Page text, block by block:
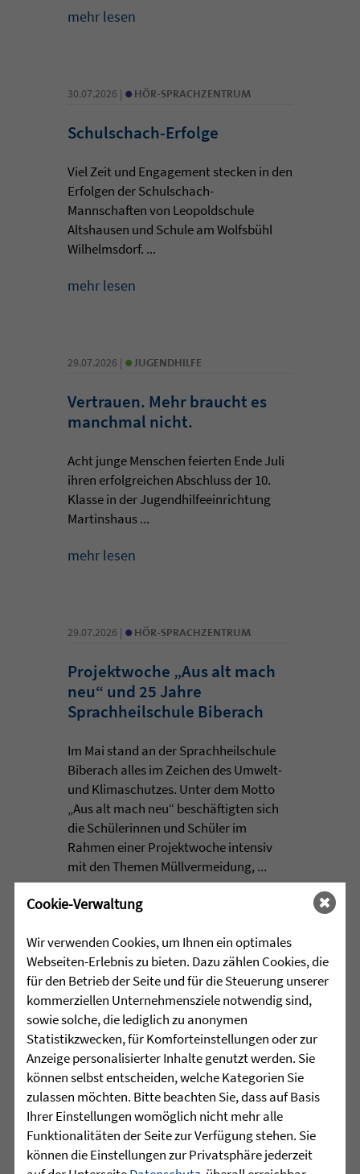
mehr lesen
30.07.2026 | • HÖR-SPRACHZENTRUM
Schulschach-Erfolge
Viel Zeit und Engagement stecken in den
Erfolgen der Schulschach-
Mannschaften von Leopoldschule
Altshausen und Schule am Wolfsbühl
Wilhelmsdorf. ...
mehr lesen
29.07.2026 | • JUGENDHILFE
Vertrauen. Mehr braucht es
manchmal nicht.
Acht junge Menschen feierten Ende Juli
ihren erfolgreichen Abschluss der 10.
Klasse in der Jugendhilfeeinrichtung
Martinshaus ...
mehr lesen
29.07.2026 | • HÖR-SPRACHZENTRUM
Projektwoche „Aus alt mach
neu“ und 25 Jahre
Sprachheilschule Biberach
Im Mai stand an der Sprachheilschule
Biberach alles im Zeichen des Umwelt-
und Klimaschutzes. Unter dem Motto
„Aus alt mach neu“ beschäftigten sich
die Schülerinnen und Schüler im
Rahmen einer Projektwoche intensiv
mit den Themen Müllvermeidung, ...
mehr lesen
29.07.2026 |• HÖR-SPRACHZENTRUM
Mutmurmeln und
Rechenmäuse - auf geht´s in
die Schulzeit
Am Mittwoch, 27.07.26 verabschiedete
das Team des Schulkindergartens der
Leopoldschule in Altshausen die
Vorschüler mit einer bunten und
Cookie-Verwaltung
Wir verwenden Cookies, um Ihnen ein optimales
Webseiten-Erlebnis zu bieten. Dazu zählen Cookies, die
für den Betrieb der Seite und für die Steuerung unserer
kommerziellen Unternehmensziele notwendig sind,
sowie solche, die lediglich zu anonymen
Statistikzwecken, für Komforteinstellungen oder zur
Anzeige personalisierter Inhalte genutzt werden. Sie
können selbst entscheiden, welche Kategorien Sie
zulassen möchten. Bitte beachten Sie, dass auf Basis
Ihrer Einstellungen womöglich nicht mehr alle
Funktionalitäten der Seite zur Verfügung stehen. Sie
können die Einstellungen zur Privatsphäre jederzeit